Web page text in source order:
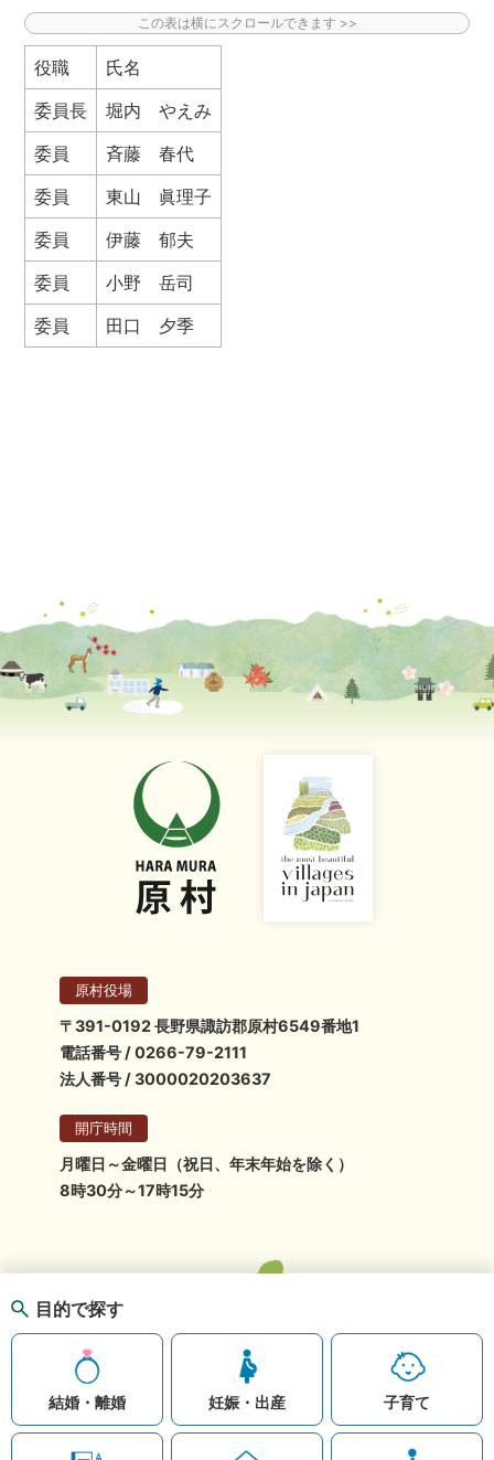
役職
氏名
委員長
堀内 やえみ
委員
斉藤 春代
委員
東山 眞理子
委員
伊藤 郁夫
委員
小野 岳司
委員
田口 夕季
目的で探す
結婚・離婚 妊娠・出産 子育て
原村役場
〒391-0192 長野県諏訪郡原村6549番地1
電話番号 / 0266-79-2111
法人番号 / 3000020203637
開庁時間
月曜日～金曜日（祝日、年末年始を除く）
8時30分～17時15分